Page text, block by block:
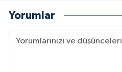
Yorumlar